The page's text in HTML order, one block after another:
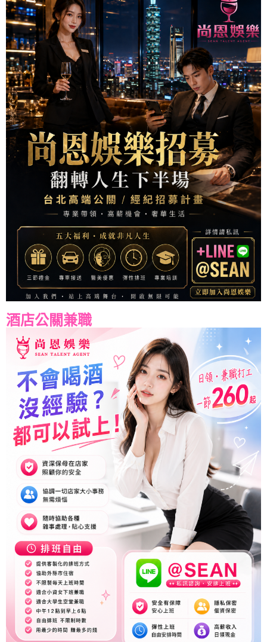
酒店公關兼職